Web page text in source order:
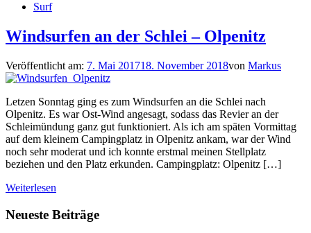
Surf
Windsurfen an der Schlei – Olpenitz
Veröffentlicht am: 7. Mai 201718. November 2018von Markus
Letzen Sonntag ging es zum Windsurfen an die Schlei nach
Olpenitz. Es war Ost-Wind angesagt, sodass das Revier an der
Schleimündung ganz gut funktioniert. Als ich am späten Vormittag
auf dem kleinem Campingplatz in Olpenitz ankam, war der Wind
noch sehr moderat und ich konnte erstmal meinen Stellplatz
beziehen und den Platz erkunden. Campingplatz: Olpenitz […]
Weiterlesen
Neueste Beiträge